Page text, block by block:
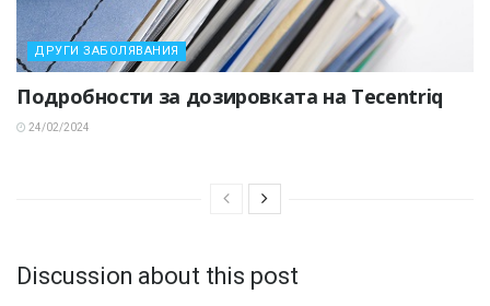
ДРУГИ ЗАБОЛЯВАНИЯ
Подробности за дозировката на Tecentriq
24/02/2024
Discussion about this post